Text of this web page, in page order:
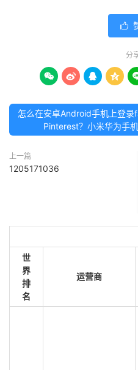

分
   
怎么在安卓Android手机上登
Pinterest？小米华为手
上一篇
1205171036
世
界
排
名
运营商